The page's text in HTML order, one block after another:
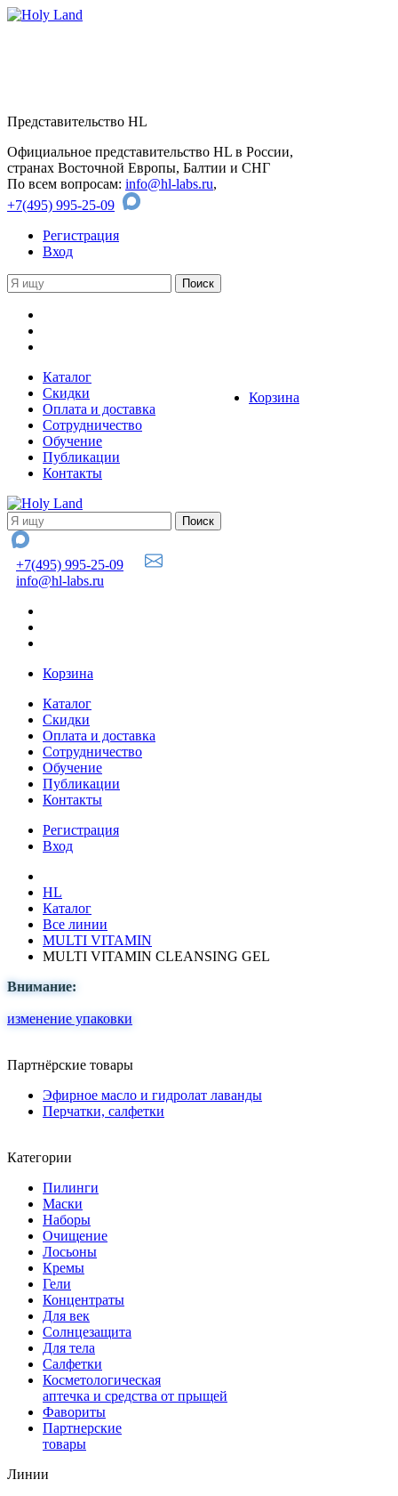
Представительство HL
Официальное представительство HL в России,
странах Восточной Европы, Балтии и СНГ
По всем вопросам: info@hl-labs.ru,
+7(495) 995-25-09
Регистрация
Вход
Корзина
Каталог
Скидки
Оплата и доставка
Сотрудничество
Обучение
Публикации
Контакты
+7(495) 995-25-09
info@hl-labs.ru
Корзина
Каталог
Скидки
Оплата и доставка
Сотрудничество
Обучение
Публикации
Контакты
Регистрация
Вход
HL
Каталог
Все линии
MULTI VITAMIN
MULTI VITAMIN CLEANSING GEL
Внимание:
изменение упаковки
Партнёрские товары
Эфирное масло и гидролат лаванды
Перчатки, салфетки
Категории
Пилинги
Маски
Наборы
Очищение
Лосьоны
Кремы
Гели
Концентраты
Для век
Солнцезащита
Для тела
Салфетки
Косметологическая
аптечка и средства от прыщей
Фавориты
Партнерские
товары
Линии